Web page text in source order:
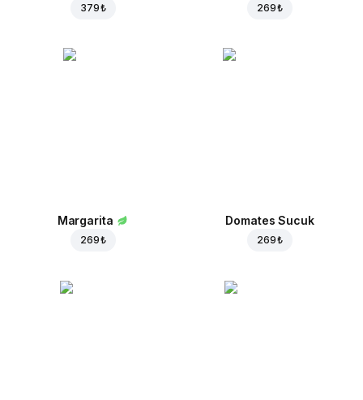
379 ₺ 269 ₺
Margarita
269 ₺
Domates Sucuk
269 ₺